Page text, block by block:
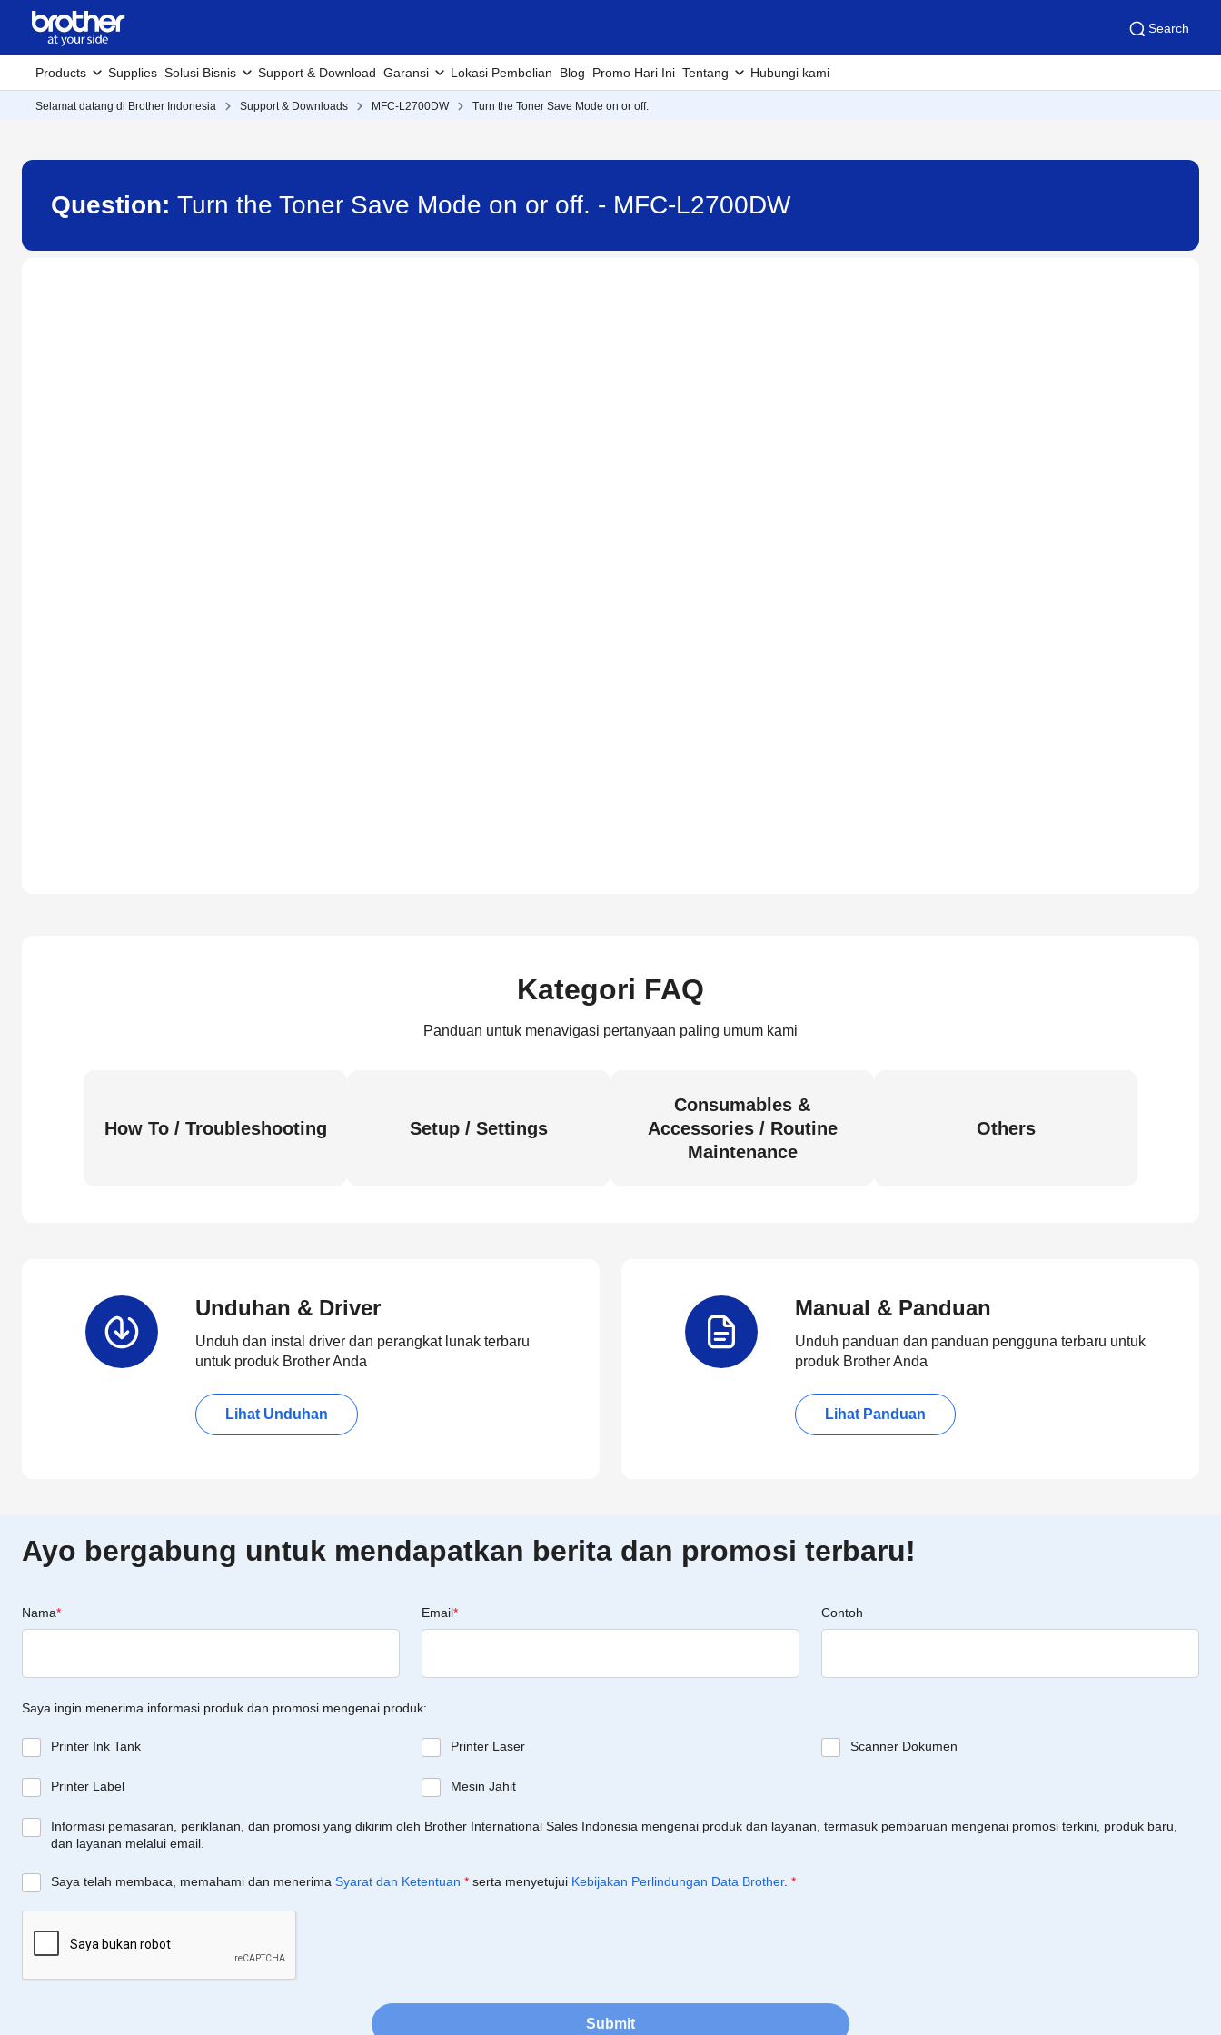
Search
Products Supplies Solusi Bisnis Support & Download Garansi Lokasi Pembelian Blog Promo Hari Ini Tentang Hubungi kami
Selamat datang di Brother Indonesia Support & Downloads MFC-L2700DW Turn the Toner Save Mode on or off.
Question: Turn the Toner Save Mode on or off. - MFC-L2700DW
Kategori FAQ
Panduan untuk menavigasi pertanyaan paling umum kami
How To / Troubleshooting Setup / Settings
Consumables &
Accessories / Routine
Maintenance
Others
Unduhan & Driver
Unduh dan instal driver dan perangkat lunak terbaru
untuk produk Brother Anda
Lihat Unduhan
Manual & Panduan
Unduh panduan dan panduan pengguna terbaru untuk
produk Brother Anda
Lihat Panduan
Ayo bergabung untuk mendapatkan berita dan promosi terbaru!
Nama* Email* Contoh
Saya ingin menerima informasi produk dan promosi mengenai produk:
Printer Ink Tank Printer Laser Scanner Dokumen
Printer Label Mesin Jahit
Informasi pemasaran, periklanan, dan promosi yang dikirim oleh Brother International Sales Indonesia mengenai produk dan layanan, termasuk pembaruan mengenai promosi terkini, produk baru,
dan layanan melalui email.
Saya telah membaca, memahami dan menerima Syarat dan Ketentuan * serta menyetujui Kebijakan Perlindungan Data Brother. *
Submit